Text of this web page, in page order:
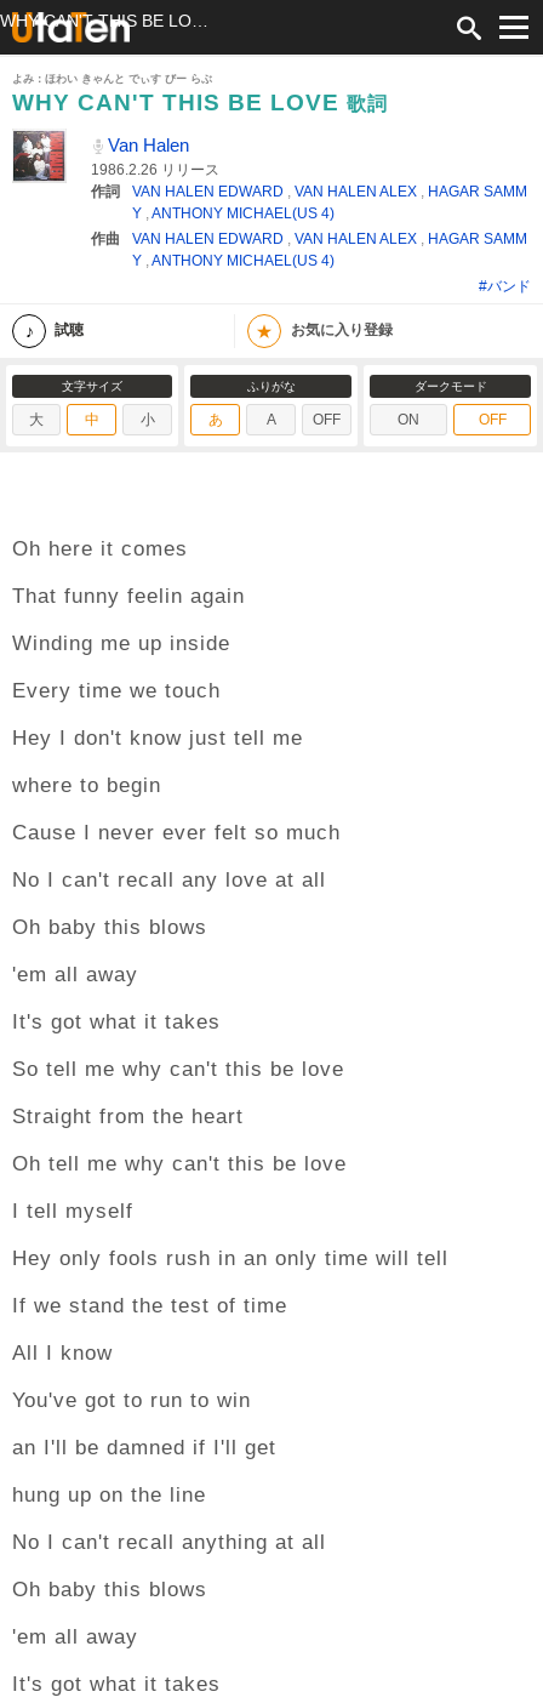
よみ：ほわい きゃんと でぃす びー らぶ
WHY CAN'T THIS BE LOVE 歌詞
Van Halen
1986.2.26 リリース
作詞
VAN HALEN EDWARD ,VAN HALEN ALEX , HAGAR SAMM
Y ,ANTHONY MICHAEL(US 4)
作曲
VAN HALEN EDWARD ,VAN HALEN ALEX , HAGAR SAMM
Y ,ANTHONY MICHAEL(US 4)
#バンド
試聴 ★ お気に入り登録
文字サイズ
大 中 小
ふりがな
あ A OFF
ダークモード
ON OFF
Oh here it comes
That funny feelin again
Winding me up inside
Every time we touch
Hey I don't know just tell me
where to begin
Cause I never ever felt so much
No I can't recall any love at all
Oh baby this blows
'em all away
It's got what it takes
So tell me why can't this be love
Straight from the heart
Oh tell me why can't this be love
I tell myself
Hey only fools rush in an only time will tell
If we stand the test of time
All I know
You've got to run to win
an I'll be damned if I'll get
hung up on the line
No I can't recall anything at all
Oh baby this blows
'em all away
It's got what it takes